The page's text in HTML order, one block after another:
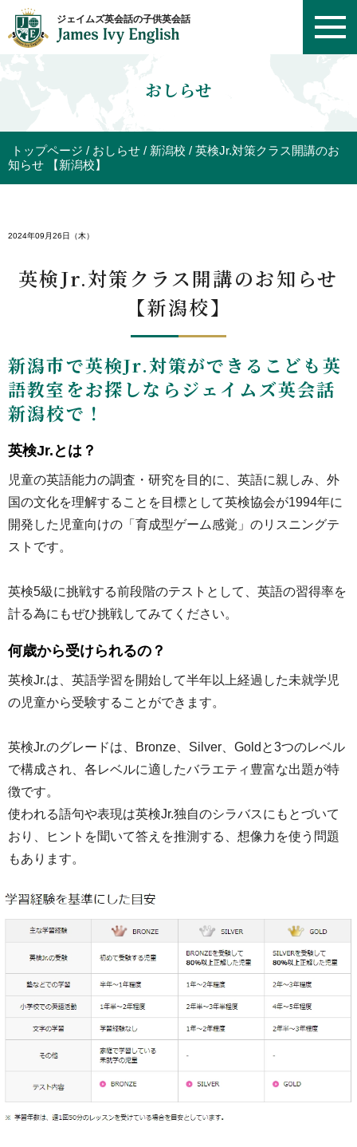
おしらせ
トップページ おしらせ 新潟校
英検Jr.対策クラス開講のお
知らせ 【新潟校】
2024年09月26日（木）
英検Jr.対策クラス開講のお知らせ
【新潟校】
新潟市で英検Jr.対策ができるこども英
語教室をお探しならジェイムズ英会話
新潟校で！
英検Jr.とは？
児童の英語能力の調査・研究を目的に、英語に親しみ、外
国の文化を理解することを目標として英検協会が1994年に
開発した児童向けの「育成型ゲーム感覚」のリスニングテ
ストです。
英検5級に挑戦する前段階のテストとして、英語の習得率を
計る為にもぜひ挑戦してみてください。
何歳から受けられるの？
英検Jr.は、英語学習を開始して半年以上経過した未就学児
の児童から受験することができます。
英検Jr.のグレードは、Bronze、Silver、Goldと3つのレベル
で構成され、各レベルに適したバラエティ豊富な出題が特
徴です。
使われる語句や表現は英検Jr.独自のシラバスにもとづいて
おり、ヒントを聞いて答えを推測する、想像力を使う問題
もあります。